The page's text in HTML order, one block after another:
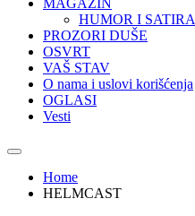
HUMOR I SATIRA
PROZORI DUŠE
OSVRT
VAŠ STAV
O nama i uslovi korišćenja
OGLASI
Vesti
Home
HELMCAST